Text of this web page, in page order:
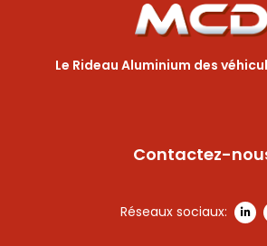
Le Rideau Aluminium des
Contactez-
Réseaux sociaux: